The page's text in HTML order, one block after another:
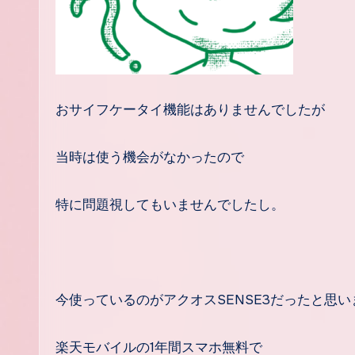
おサイフケータイ機能はありませんでしたが
当時は使う機会がなかったので
特に問題視してもいませんでしたし。
今使っているのがアクオスSENSE3だったと思い
楽天モバイルの1年間スマホ無料で